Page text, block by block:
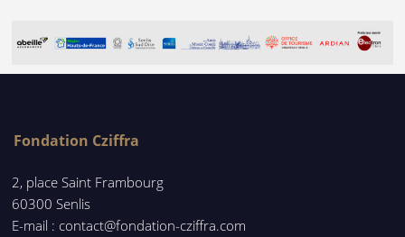
Fondation Cziffra
2, place Saint Frambourg
60300 Senlis
E-mail : contact@fondation-cziffra.com